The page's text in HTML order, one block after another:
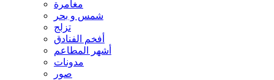
مغامرة
شمس و بحر
تزلج
أفخم الفنادق
أشهر المطاعم
مدونات
صور